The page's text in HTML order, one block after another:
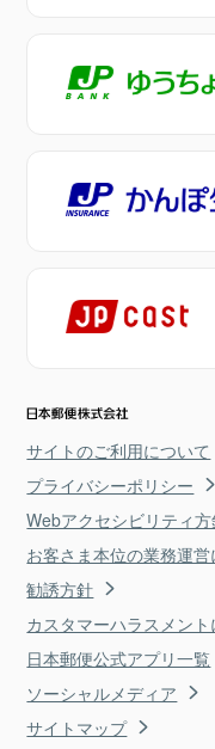
サイトのご利用について
プライバシーポリシー
Webアクセシビリティ
お客さま本位の業務運
勧誘方針
カスタマーハラスメン
日本郵便公式アプリ一覧
ソーシャルメディア
サイトマップ